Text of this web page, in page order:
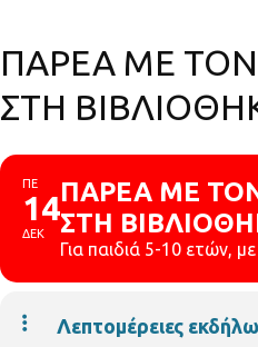
ΠΑΡΕΑ ΜΕ
ΣΤΗ
ΠΕ
14
ΔΕΚ
ΠΑΡΕΑ ΜΕ
ΣΤΗ
Για παιδιά 5-10 ετών,
Λεπτομέρειες